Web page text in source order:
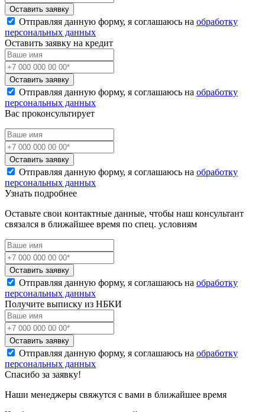
Оставить заявку
Отправляя данную форму, я соглашаюсь на обработку
персональных данных
Оставить заявку на кредит
Оставить заявку
Отправляя данную форму, я соглашаюсь на обработку
персональных данных
Вас проконсультирует
Оставить заявку
Отправляя данную форму, я соглашаюсь на обработку
персональных данных
Узнать подробнее
Оставьте свои контактные данные, чтобы наш консультант
связался в ближайшее время по спец. условиям
Оставить заявку
Отправляя данную форму, я соглашаюсь на обработку
персональных данных
Получите выписку из НБКИ
Оставить заявку
Отправляя данную форму, я соглашаюсь на обработку
персональных данных
Спасибо за заявку!
Наши менеджеры свяжутся с вами в ближайшее время